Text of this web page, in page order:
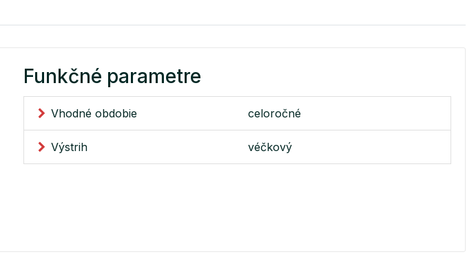
Funkčné parametre
Vhodné obdobie celoročné
Výstrih véčkový